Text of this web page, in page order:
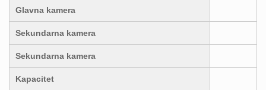
Glavna kamera
Sekundarna kamera
Sekundarna kamera
Kapacitet